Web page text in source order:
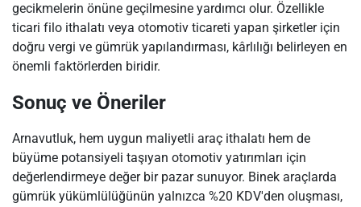
gecikmelerin önüne geçilmesine yardımcı olur. Özellikle
ticari filo ithalatı veya otomotiv ticareti yapan şirketler için
doğru vergi ve gümrük yapılandırması, kârlılığı belirleyen en
önemli faktörlerden biridir.
Sonuç ve Öneriler
Arnavutluk, hem uygun maliyetli araç ithalatı hem de
büyüme potansiyeli taşıyan otomotiv yatırımları için
değerlendirmeye değer bir pazar sunuyor. Binek araçlarda
gümrük yükümlülüğünün yalnızca %20 KDV'den oluşması,